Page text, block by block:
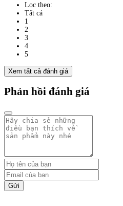
Lọc theo:
Tất cả
1
2
3
4
5
Xem tất cả đánh giá
Phản hồi đánh giá
Gửi